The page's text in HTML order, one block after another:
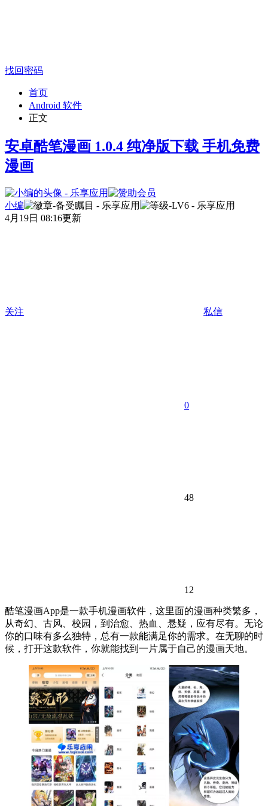
找回密码
首页
Android 软件
正文
安卓酷笔漫画 1.0.4 纯净版下载 手机免费
漫画
小编
4月19日 08:16更新
关注 私信
0
48
12
酷笔漫画App是一款手机漫画软件，这里面的漫画种类繁多，
从奇幻、古风、校园，到治愈、热血、悬疑，应有尽有。无论
你的口味有多么独特，总有一款能满足你的需求。在无聊的时
候，打开这款软件，你就能找到一片属于自己的漫画天地。